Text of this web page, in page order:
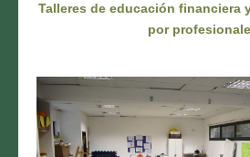
Talleres de educación financiera
por